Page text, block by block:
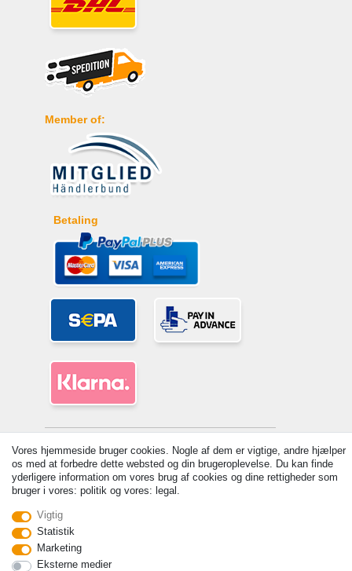
Member of:
Betaling
© Copyright 2026 | Alle rettigheder forbeholdes. - Prices incl. VAT. 19%
VAT Basic prices see article detail | * Applies to deliveries to the UK!
Withdraw from contract here Kontakt
Vores hjemmeside bruger cookies. Nogle af dem er vigtige, andre hjælper
os med at forbedre dette websted og din brugeroplevelse. Du kan finde
yderligere information om vores brug af cookies og dine rettigheder som
bruger i vores: politik og vores: legal.
Vigtig
Statistik
Marketing
Eksterne medier